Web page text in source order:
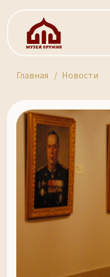
Главная Новости